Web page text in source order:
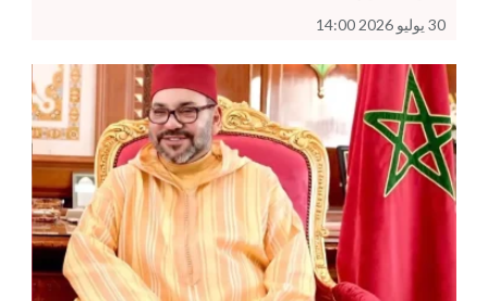
30 يوليو 2026 14:00